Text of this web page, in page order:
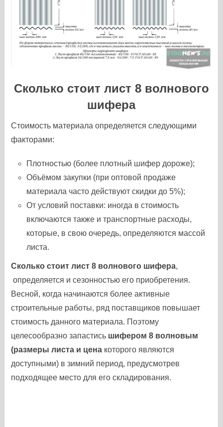
Сколько стоит лист 8 волнового
шифера
Стоимость материала определяется следующими
факторами:
Плотностью (более плотный шифер дороже);
Объёмом закупки (при оптовой продаже
материала часто действуют скидки до 5%);
От условий поставки: иногда в стоимость
включаются также и транспортные расходы,
которые, в свою очередь, определяются массой
листа.
Сколько стоит лист 8 волнового шифера,
определяется и сезонностью его приобретения.
Весной, когда начинаются более активные
строительные работы, ряд поставщиков повышает
стоимость данного материала. Поэтому
целесообразно запастись шифером 8 волновым
(размеры листа и цена которого являются
доступными) в зимний период, предусмотрев
подходящее место для его складирования.